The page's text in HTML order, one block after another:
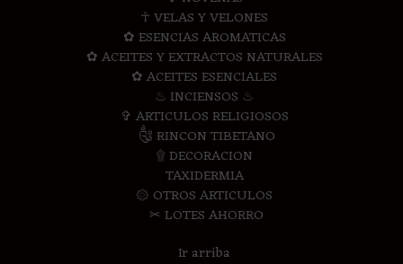
☥ VELAS Y VELONES
✿ ESENCIAS AROMATICAS
✿ ACEITES Y EXTRACTOS NATURALES
✿ ACEITES ESENCIALES
♨ INCIENSOS ♨
✞ ARTICULOS RELIGIOSOS
༃ RINCON TIBETANO
۩ DECORACION
TAXIDERMIA
۞ OTROS ARTICULOS
✂ LOTES AHORRO
Ir arriba